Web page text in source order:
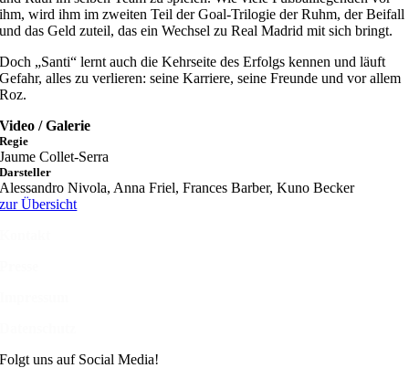
ihm, wird ihm im zweiten Teil der Goal-Trilogie der Ruhm, der Beifall
und das Geld zuteil, das ein Wechsel zu Real Madrid mit sich bringt.
Doch „Santi“ lernt auch die Kehrseite des Erfolgs kennen und läuft
Gefahr, alles zu verlieren: seine Karriere, seine Freunde und vor allem
Roz.
Video / Galerie
Regie
Jaume Collet-Serra
Darsteller
Alessandro Nivola, Anna Friel, Frances Barber, Kuno Becker
zur Übersicht
Folgt uns auf Social Media!